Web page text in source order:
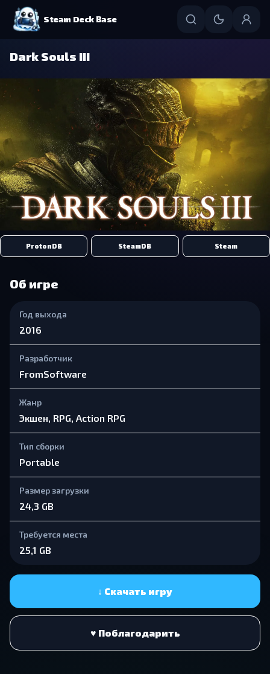
Steam Deck Base
Dark Souls III
ProtonDB SteamDB Steam
Об игре
Год выхода
2016
Разработчик
FromSoftware
Жанр
Экшен, RPG, Action RPG
Тип сборки
Portable
Размер загрузки
24,3 GB
Требуется места
25,1 GB
↓ Скачать игру
♥ Поблагодарить